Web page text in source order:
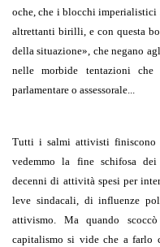
oche, che i blocchi imperialistici
altrettanti birilli, e con questa
della situazione», che negano
nelle morbide tentazioni
parlamentare o assessorale...
Tutti i salmi attivisti finiscono
vedemmo la fine schifosa
decenni di attività spesi per
leve sindacali, di influenze
attivismo. Ma quando
capitalismo si vide che a